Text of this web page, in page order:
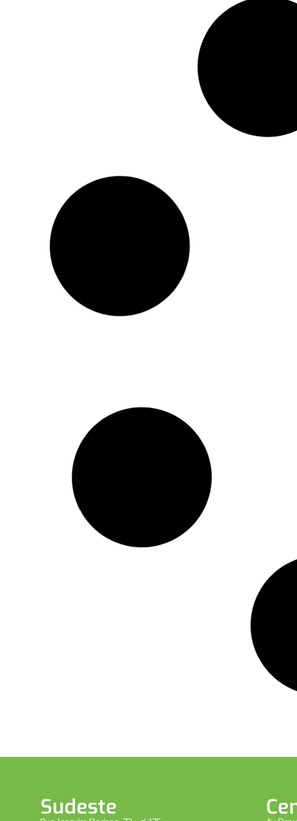
EUA anuncia novas sanções contra
o petróleo iraniano: alvos são
embarcações, empresas e redes de
escala global
09/10/2025
Em 9 de outubro de 2025, o governo dos Estados
Unidos anunciou uma rodada de novas sanções contra
o setor energético do Irã, com foco
Leia mais »